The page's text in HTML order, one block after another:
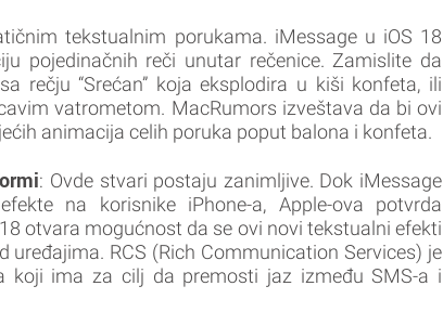
tekstualnim porukama. iMessage u iOS 18
pojedinačnih reči unutar rečenice. Zamislite da
rečju “Srećan” koja eksplodira u kiši konfeta, ili
vatrometom. MacRumors izveštava da bi ovi
animacija celih poruka poput balona i konfeta.
: Ovde stvari postaju zanimljive. Dok iMessage
na korisnike iPhone-a, Apple-ova potvrda
otvara mogućnost da se ovi novi tekstualni efekti
uređajima. RCS (Rich Communication Services) je
koji ima za cilj da premosti jaz između SMS-a i